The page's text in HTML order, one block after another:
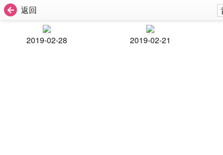
返回
2019-02-28 2019-02-21